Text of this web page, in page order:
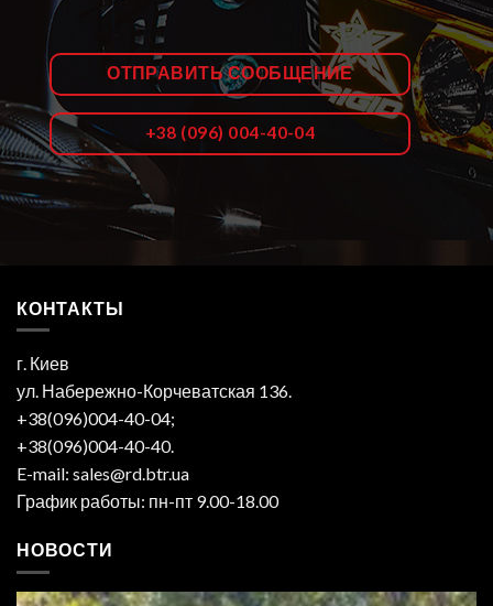
ОТПРАВИТЬ СООБЩЕНИЕ
+38 (096) 004-40-04
КОНТАКТЫ
г. Киев
ул. Набережно-Корчеватская 136.
+38(096)004-40-04;
+38(096)004-40-40.
E-mail: sales@rd.btr.ua
График работы: пн-пт 9.00-18.00
НОВОСТИ